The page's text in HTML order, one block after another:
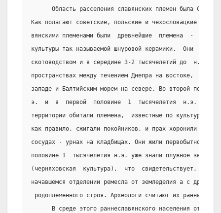
Область расселения славянских племен была
Как полагают советские, польские и чехословацкие
вянскими племенами были  древнейшие  племена  -
культуры так называемой шнуровой керамики.  Они
скотоводством и в середине 3-2 тысячелетий до  н. э.
пространствах между течением Днепра на востоке,
западе и Балтийским морем на севере. Во второй
э.  и  в  первой  половине  1  тысячелетия  н.э.  в
территории обитали племена,  известные по культуре
как правило, сжигали покойников, и прах хоронили в
сосудах - урнах на кладбищах. Они жили
половине 1  тысячелетия н.э. уже знали плужное
(черняховская  культура),  что  свидетельствует,  с
начавшемся отделении ремесла от земледелия а с другой
родоплеменного строя. Археологи считают их ранними
В среде этого раннеславянского населения